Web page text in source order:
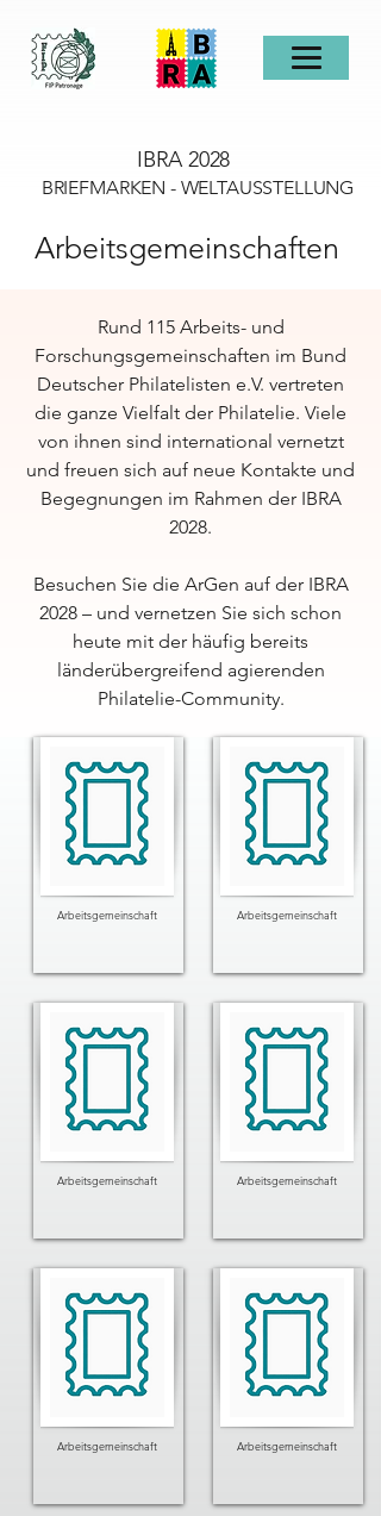
IBRA 2028
BRIEFMARKEN - WELTAUSSTELLUNG
Arbeitsgemeinschaften
Rund 115 Arbeits- und
Forschungsgemeinschaften im Bund
Deutscher Philatelisten e.V. vertreten
die ganze Vielfalt der Philatelie. Viele
von ihnen sind international vernetzt
und freuen sich auf neue Kontakte und
Begegnungen im Rahmen der IBRA
2028.
Besuchen Sie die ArGen auf der IBRA
2028 – und vernetzen Sie sich schon
heute mit der häufig bereits
länderübergreifend agierenden
Philatelie-Community.
Arbeitsgemeinschaft
Arbeitsgemeinschaft
Arbeitsgemeinschaft
Arbeitsgemeinschaft
Arbeitsgemeinschaft
Arbeitsgemeinschaft